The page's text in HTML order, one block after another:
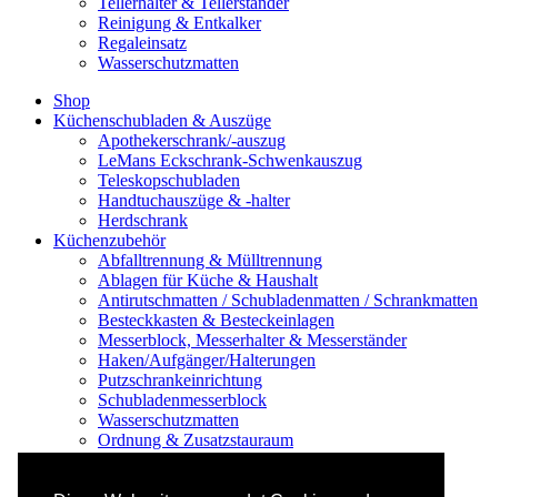
Reinigung & Entkalker
Regaleinsatz
Wasserschutzmatten
Shop
Küchenschubladen & Auszüge
Apothekerschrank/-auszug
LeMans Eckschrank-Schwenkauszug
Teleskopschubladen
Handtuchauszüge & -halter
Herdschrank
Küchenzubehör
Abfalltrennung & Mülltrennung
Ablagen für Küche & Haushalt
Antirutschmatten / Schubladenmatten / Schrankmatten
Besteckkasten & Besteckeinlagen
Messerblock, Messerhalter & Messerständer
Haken/Aufgänger/Halterungen
Putzschrankeinrichtung
Schubladenmesserblock
Wasserschutzmatten
Ordnung & Zusatzstauraum